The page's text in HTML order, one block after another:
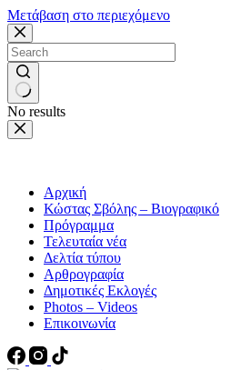
Μετάβαση στο περιεχόμενο
No results
Αρχική
Κώστας Σβόλης – Βιογραφικό
Πρόγραμμα
Τελευταία νέα
Δελτία τύπου
Αρθρογραφία
Δημοτικές Εκλογές
Photos – Videos
Επικοινωνία